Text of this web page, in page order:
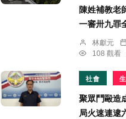
陳姓補教老
一審卅九罪
林獻元
108 觀看
社會
聚眾鬥毆造
局火速連逮